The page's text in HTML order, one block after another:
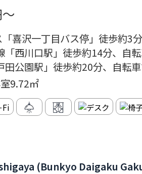
喜沢一丁目バス停」徒歩約3分
「西川口駅」徒歩約14分、自
田公園駅」徒歩約20分、自転
9.72㎡
(Bunkyo Daigaku